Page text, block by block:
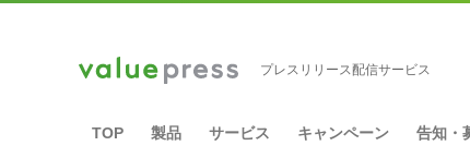
プレスリリース配信サービス
TOP 製品 サービス キャンペーン 告知・